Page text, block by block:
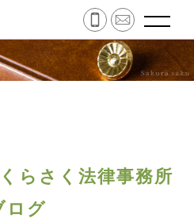
らさく法律事務所
ログ